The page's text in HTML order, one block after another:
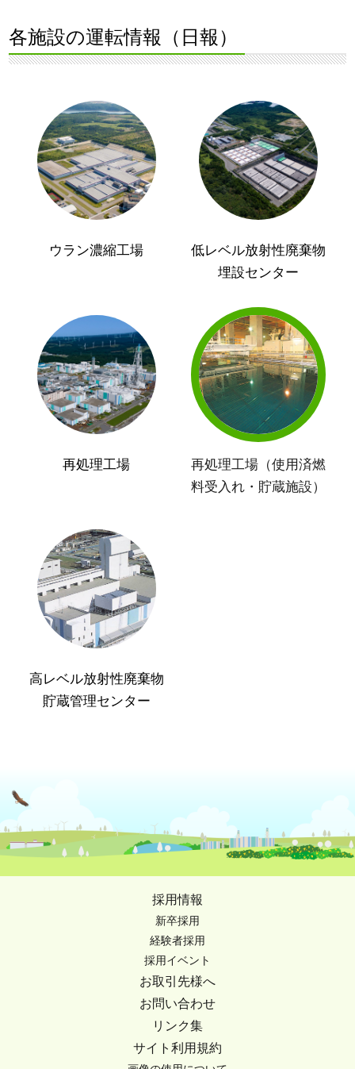
各施設の運転情報（日報）
ウラン濃縮工場
低レベル放射性廃棄物
埋設センター
再処理工場
再処理工場（使用済燃
料受入れ・貯蔵施設）
高レベル放射性廃棄物
貯蔵管理センター
採用情報
新卒採用
経験者採用
採用イベント
お取引先様へ
お問い合わせ
リンク集
サイト利用規約